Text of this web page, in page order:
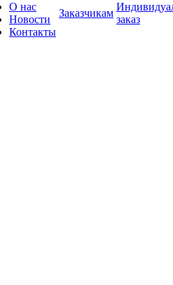
О нас
Новости
Контакты
Заказчикам
заказ